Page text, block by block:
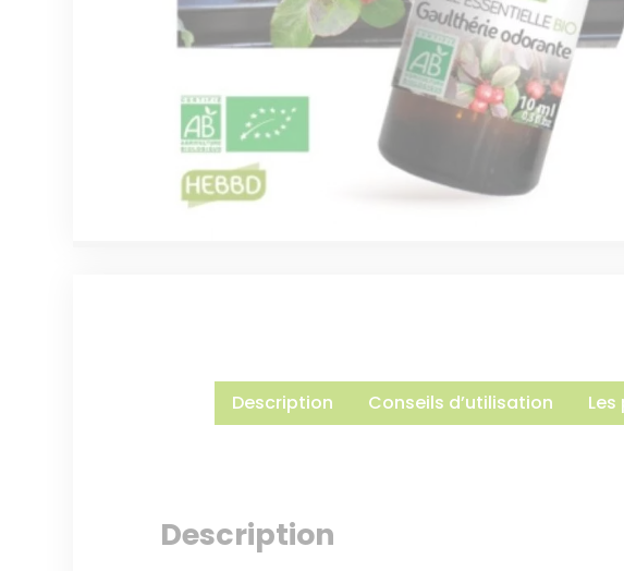
Description Conseils d’utilisation
Description